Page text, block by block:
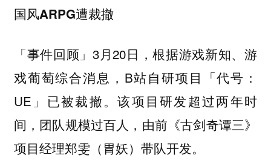
国风ARPG遭裁撤
「事件回顾」 3月20日，根据游戏新知、游
戏葡萄综合消息，B站自研项目「代号：
UE」已被裁撤。该项目研发超过两年时
间，团队规模过百人，由前《古剑奇谭三》
项目经理郑雯（胃妖）带队开发。